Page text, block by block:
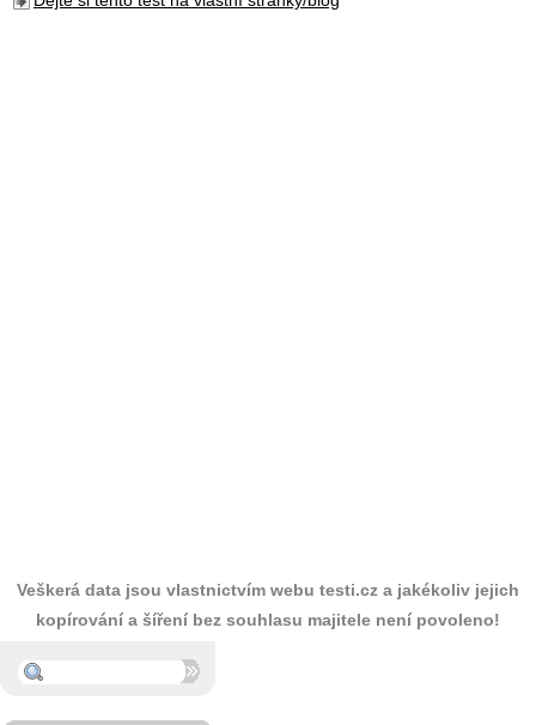
Veškerá data jsou vlastnictvím webu testi.cz a jakékoliv jejich
kopírování a šíření bez souhlasu majitele není povoleno!